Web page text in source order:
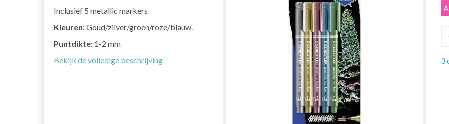
Inclusief 5 metallic markers
Kleuren:Goud/zilver/groen/roze/blauw.
Puntdikte: 1-2 mm
Bekijk de volledige beschrijving
3